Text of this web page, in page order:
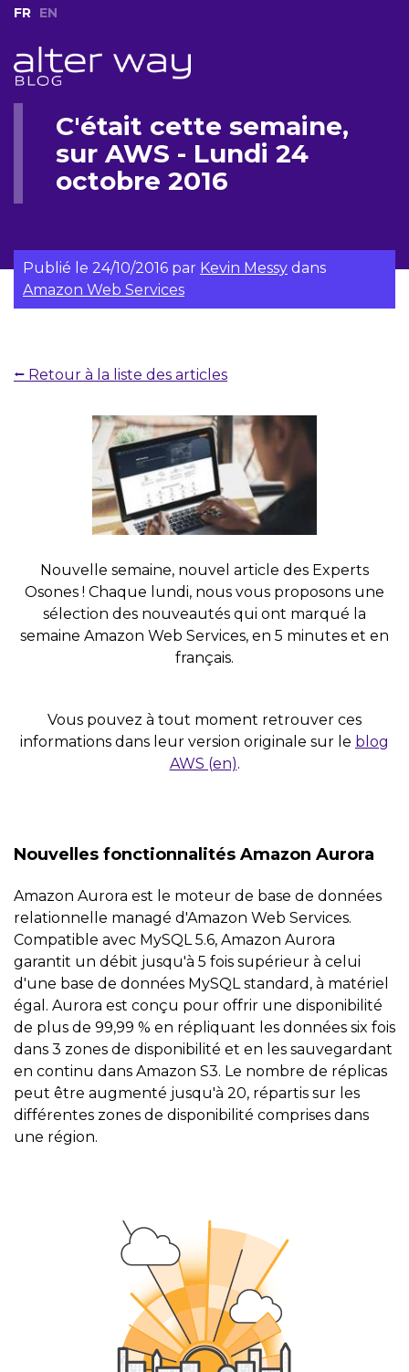
FR EN
C'était cette semaine,
sur AWS - Lundi 24
octobre 2016
Publié le 24/10/2016 par Kevin Messy dans
Amazon Web Services
⭠ Retour à la liste des articles
Nouvelle semaine, nouvel article des Experts
Osones ! Chaque lundi, nous vous proposons une
sélection des nouveautés qui ont marqué la
semaine Amazon Web Services, en 5 minutes et en
français.
Vous pouvez à tout moment retrouver ces
informations dans leur version originale sur le blog
AWS (en).
Nouvelles fonctionnalités Amazon Aurora
Amazon Aurora est le moteur de base de données
relationnelle managé d'Amazon Web Services.
Compatible avec MySQL 5.6, Amazon Aurora
garantit un débit jusqu'à 5 fois supérieur à celui
d'une base de données MySQL standard, à matériel
égal. Aurora est conçu pour offrir une disponibilité
de plus de 99,99 % en répliquant les données six fois
dans 3 zones de disponibilité et en les sauvegardant
en continu dans Amazon S3. Le nombre de réplicas
peut être augmenté jusqu'à 20, répartis sur les
différentes zones de disponibilité comprises dans
une région.